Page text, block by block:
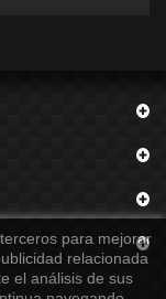
para mejorar
relacionada
el análisis de sus